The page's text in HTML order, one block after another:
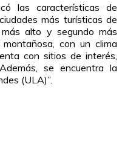
las características de
más turísticas de
alto y segundo más
con un clima
con sitios de interés,
se encuentra la
(ULA)”.